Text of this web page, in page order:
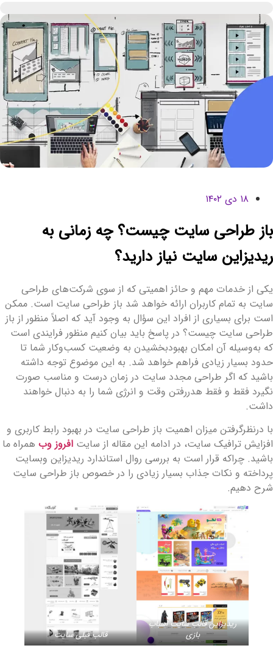
۱۸ دی ۱۴۰۲
باز طراحی سایت چیست؟ چه زمانی به
ریدیزاین سایت نیاز دارید؟
یکی از خدمات مهم و حائز اهمیتی که از سوی شرکت‌های طراحی
سایت به تمام کاربران ارائه خواهد شد باز طراحی سایت است. ممکن
است برای بسیاری از افراد این سؤال به وجود آید که اصلاً منظور از باز
طراحی سایت چیست؟ در پاسخ باید بیان کنیم منظور فرایندی است
که به‌وسیله آن امکان بهبودبخشیدن به وضعیت کسب‌وکار شما تا
حدود بسیار زیادی فراهم خواهد شد. به این موضوع توجه داشته
باشید که اگر طراحی مجدد سایت در زمان درست و مناسب صورت
نگیرد فقط و فقط هدررفتن وقت و انرژی شما را به دنبال خواهند
داشت.
با درنظرگرفتن میزان اهمیت باز طراحی سایت در بهبود رابط کاربری و
افزایش ترافیک سایت، در ادامه این مقاله از سایت افروز وب همراه ما
باشید. چراکه قرار است به بررسی روال استاندارد ریدیزاین وب­سایت
پرداخته و نکات جذاب بسیار زیادی را در خصوص باز طراحی سایت
شرح دهیم.
ریدیزاین قالب سایت اسباب
بازی
قالب قبلی سایت